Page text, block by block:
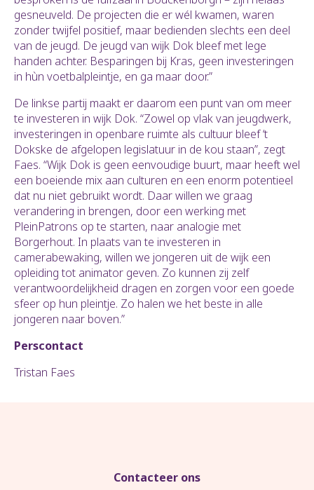
gesneuveld. De projecten die er wél kwamen, waren
zonder twijfel positief, maar bedienden slechts een deel
van de jeugd. De jeugd van wijk Dok bleef met lege
handen achter. Besparingen bij Kras, geen investeringen
in hùn voetbalpleintje, en ga maar door.”
De linkse partij maakt er daarom een punt van om meer
te investeren in wijk Dok. “Zowel op vlak van jeugdwerk,
investeringen in openbare ruimte als cultuur bleef ‘t
Dokske de afgelopen legislatuur in de kou staan”, zegt
Faes. “Wijk Dok is geen eenvoudige buurt, maar heeft wel
een boeiende mix aan culturen en een enorm potentieel
dat nu niet gebruikt wordt. Daar willen we graag
verandering in brengen, door een werking met
PleinPatrons op te starten, naar analogie met
Borgerhout. In plaats van te investeren in
camerabewaking, willen we jongeren uit de wijk een
opleiding tot animator geven. Zo kunnen zij zelf
verantwoordelijkheid dragen en zorgen voor een goede
sfeer op hun pleintje. Zo halen we het beste in alle
jongeren naar boven.”
Perscontact
Tristan Faes
Contacteer ons